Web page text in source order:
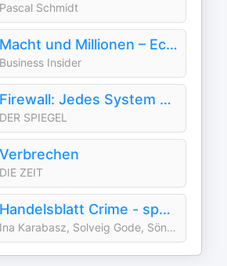
Pascal Schmidt
Macht und Millionen – Echte Wirtschaftskrimis
Business Insider
Firewall: Jedes System hat eine Schwachstelle
DER SPIEGEL
Verbrechen
DIE ZEIT
Handelsblatt Crime - spannende Streitfälle der deutschen Wirtschaft
Ina Karabasz, Solveig Gode, Sönke Iwersen